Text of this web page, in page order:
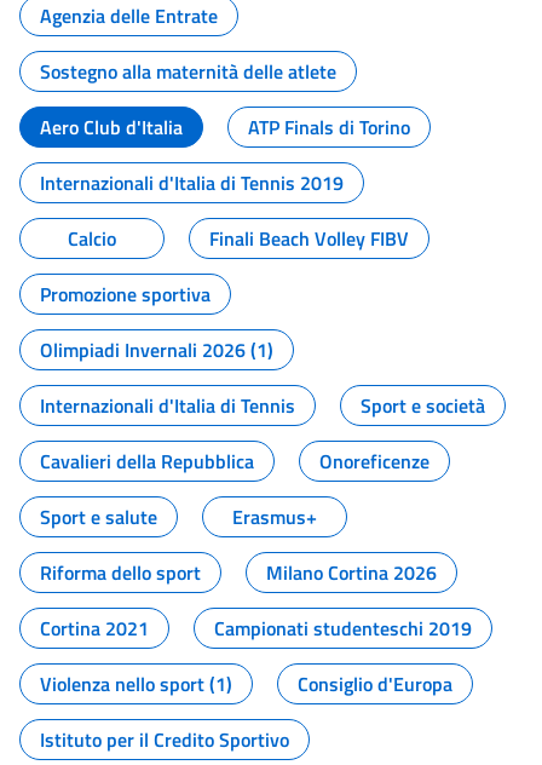
Agenzia delle Entrate
Sostegno alla maternità delle atlete
Aero Club d'Italia
ATP Finals di Torino
Internazionali d'Italia di Tennis 2019
Calcio
Finali Beach Volley FIBV
Promozione sportiva
Olimpiadi Invernali 2026 (1)
Internazionali d'Italia di Tennis
Sport e società
Cavalieri della Repubblica
Onoreficenze
Sport e salute
Erasmus+
Riforma dello sport
Milano Cortina 2026
Cortina 2021
Campionati studenteschi 2019
Violenza nello sport (1)
Consiglio d'Europa
Istituto per il Credito Sportivo